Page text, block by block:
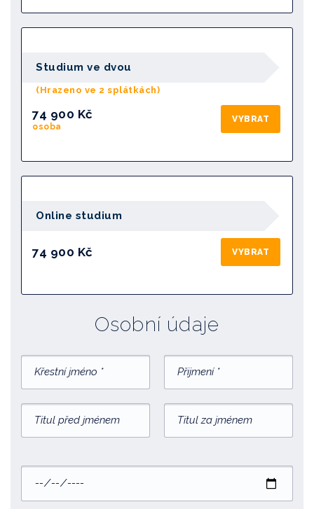
Studium ve dvou
(Hrazeno ve 2 splátkách)
74 900 Kč
osoba
VYBRAT
Online studium
74 900 Kč VYBRAT
Osobní údaje